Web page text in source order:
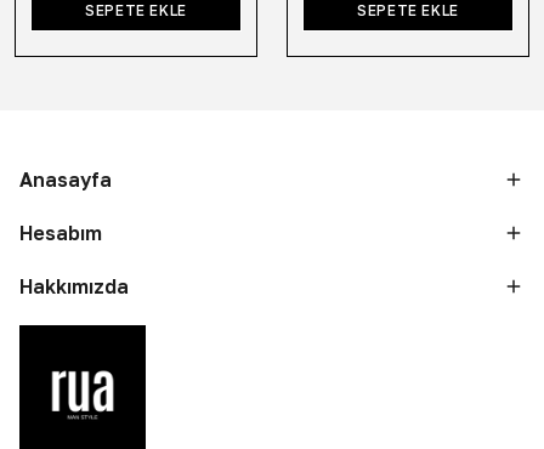
SEPETE EKLE SEPETE EKLE
Anasayfa
Hesabım
Hakkımızda